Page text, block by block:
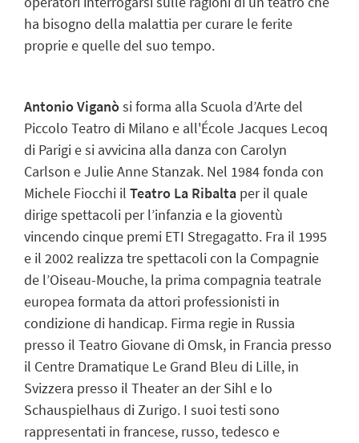
ha bisogno della malattia per curare le ferite
proprie e quelle del suo tempo.
Antonio Viganòsi forma alla Scuola d’Arte del
Piccolo Teatro di Milano e all'École Jacques Lecoq
di Parigi e si avvicina alla danza con Carolyn
Carlson e Julie Anne Stanzak. Nel 1984 fonda con
Michele Fiocchi il Teatro La Ribalta per il quale
dirige spettacoli per l’infanzia e la gioventù
vincendo cinque premi ETI Stregagatto. Fra il 1995
e il 2002 realizza tre spettacoli con la Compagnie
de l’Oiseau-Mouche, la prima compagnia teatrale
europea formata da attori professionisti in
condizione di handicap. Firma regie in Russia
presso il Teatro Giovane di Omsk, in Francia presso
il Centre Dramatique Le Grand Bleu di Lille, in
Svizzera presso il Theater an der Sihl e lo
Schauspielhaus di Zurigo. I suoi testi sono
rappresentati in francese, russo, tedesco e